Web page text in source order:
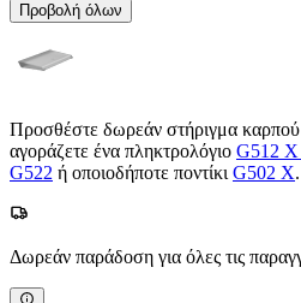
Προβολή όλων
Προσθέστε δωρεάν στήριγμα καρπού
αγοράζετε ένα πληκτρολόγιο G512 X
G522 ή οποιοδήποτε ποντίκι G502 X.
Δωρεάν παράδοση για όλες τις